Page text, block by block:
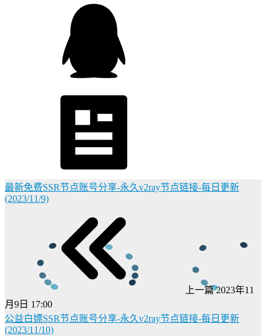
最新免费SSR节点账号分享-永久v2ray节点链接-每日更新
(2023/11/9)
上一篇 2023年11
月9日 17:00
公益白嫖SSR节点账号分享-永久v2ray节点链接-每日更新
(2023/11/10)